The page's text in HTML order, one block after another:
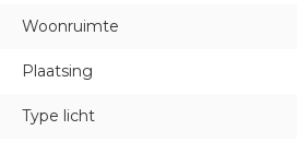
Woonruimte
Plaatsing
Type licht